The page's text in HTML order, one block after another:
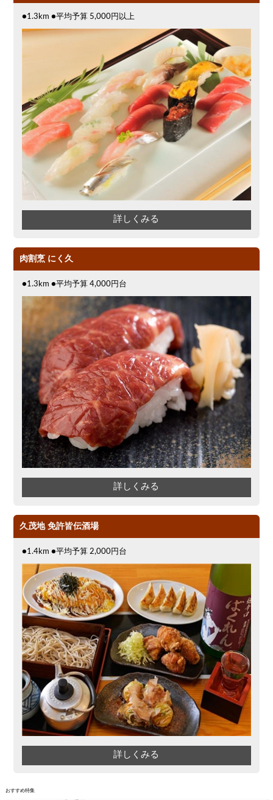
●1.3km ●平均予算 5,000円以上
詳しくみる
肉割烹 にく久
●1.3km ●平均予算 4,000円台
詳しくみる
久茂地 免許皆伝酒場
●1.4km ●平均予算 2,000円台
詳しくみる
おすすめ特集